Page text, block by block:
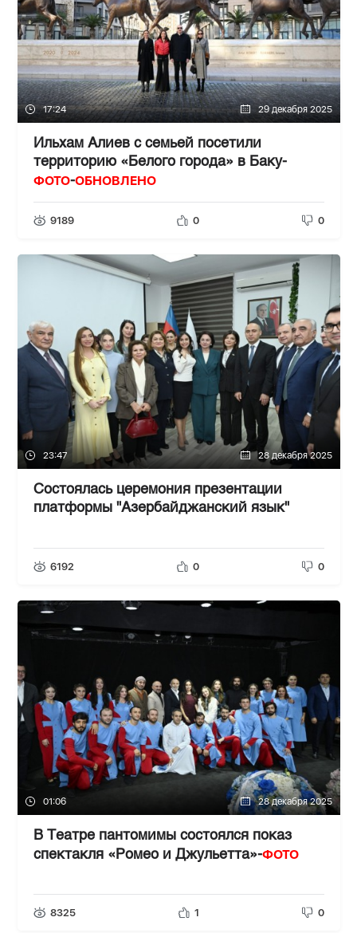
17:24 29 декабря 2025
Ильхам Алиев с семьей посетили
территорию «Белого города» в Баку-
ФОТО-ОБНОВЛЕНО
9189 0 0
23:47 28 декабря 2025
Состоялась церемония презентации
платформы "Азербайджанский язык"
6192 0 0
01:06 28 декабря 2025
В Театре пантомимы состоялся показ
спектакля «Ромео и Джульетта»-ФОТО
8325 1 0